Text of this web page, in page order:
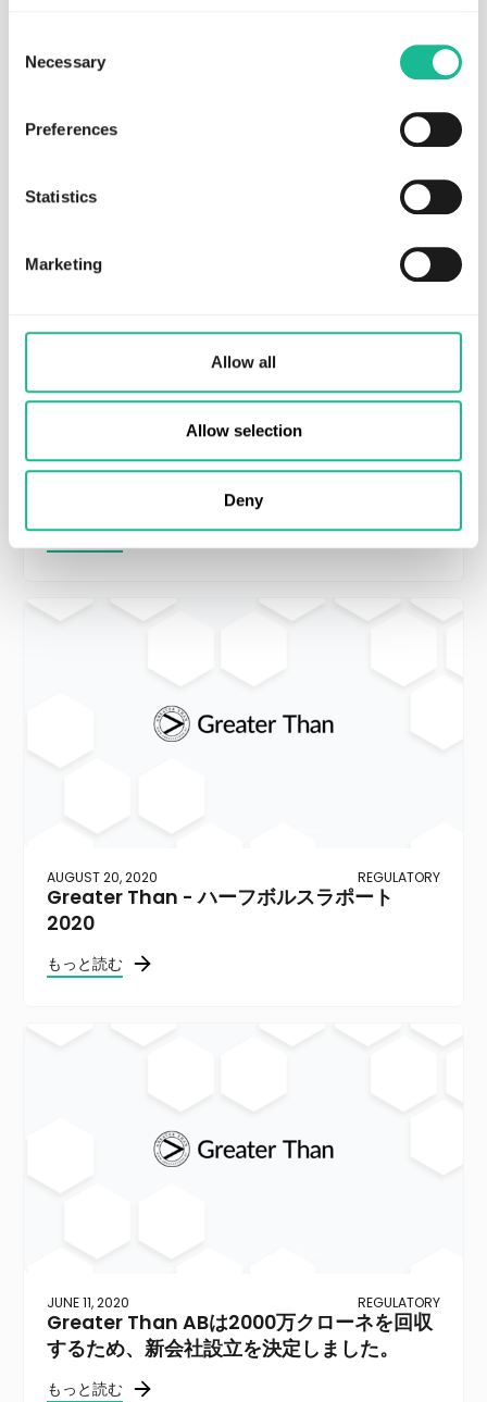
you visit this website. A single cookie will be used in your
browser to remember your preference not to be tracked.
Selection
Necessary
Preferences
Statistics
Marketing
Allow all
Allow selection
Deny
Greater Than ABは、Cirka 136 mkrに関す
るRichtad Nyemissionを発表し、新しい、
もっと読む
OCTOBER 28, 2020 REGULATORY
Greater Than - 2020年 第3四半期
もっと読む
AUGUST 20, 2020 REGULATORY
Greater Than - ハーフボルスラポート
2020
もっと読む
JUNE 11, 2020 REGULATORY
Greater Than ABは2000万クローネを回収
するため、新会社設立を決定しました。
もっと読む